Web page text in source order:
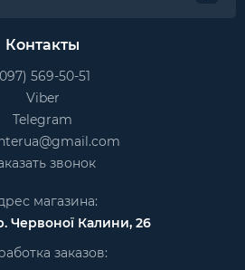
Контакты
569-50-51
Viber
Telegram
звонок
магазина:
Червоної Калини, 26
заказов: